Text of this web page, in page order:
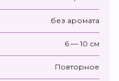
без аромата
6 — 10 см
Повторное